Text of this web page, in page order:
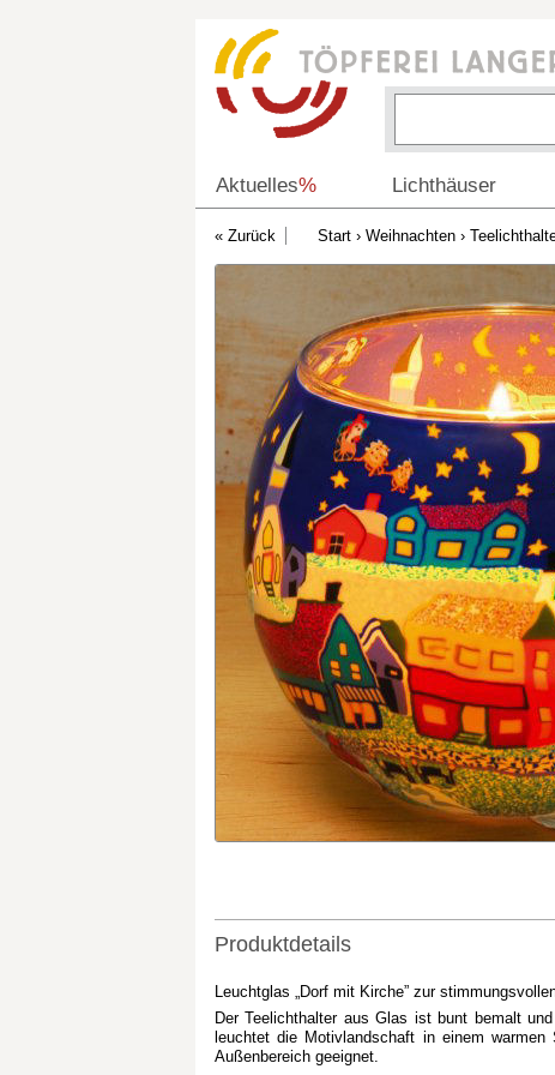
Aktuelles% Lichthäuser
Start › Weihnachten ›
Produktdetails
Leuchtglas „Dorf mit Kirche” zur
Der Teelichthalter aus Glas ist bunt bemalt
leuchtet die Motivlandschaft in einem
Außenbereich geeignet.